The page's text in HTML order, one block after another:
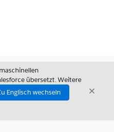
übersetzt. Weitere
Englisch wechseln